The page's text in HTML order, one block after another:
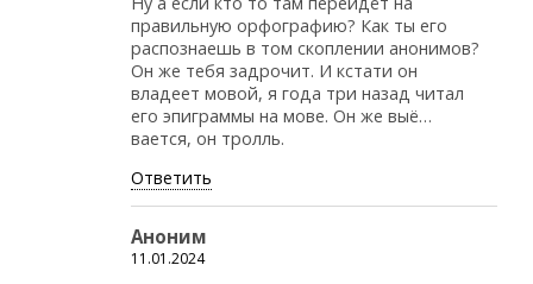
правильную орфографию? Как ты его
распознаешь в том скоплении анонимов?
Он же тебя задрочит. И кстати он
владеет мовой, я года три назад читал
его эпиграммы на мове. Он же выё…
вается, он тролль.
Ответить
Аноним
11.01.2024